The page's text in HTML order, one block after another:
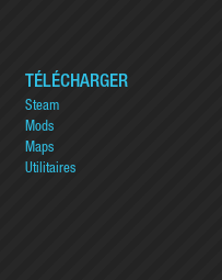
TÉLÉCHARGER
Steam
Mods
Maps
Utilitaires